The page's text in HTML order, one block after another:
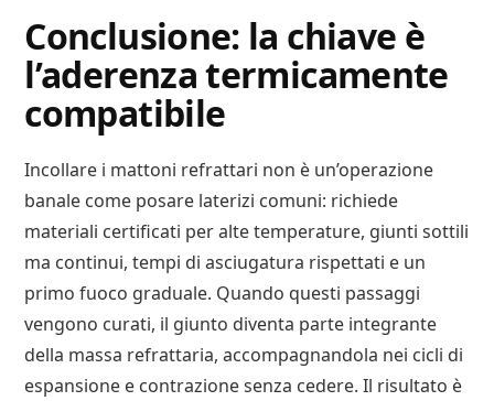
Conclusione: la chiave è
l’aderenza termicamente
compatibile
Incollare i mattoni refrattari non è un’operazione
banale come posare laterizi comuni: richiede
materiali certificati per alte temperature, giunti sottili
ma continui, tempi di asciugatura rispettati e un
primo fuoco graduale. Quando questi passaggi
vengono curati, il giunto diventa parte integrante
della massa refrattaria, accompagnandola nei cicli di
espansione e contrazione senza cedere. Il risultato è